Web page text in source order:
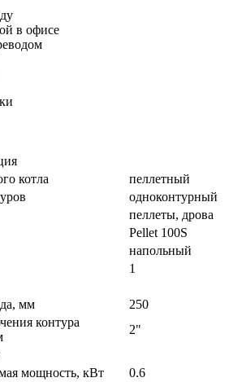
в офисе
котла
пеллетный
одноконтурный
пеллеты, дрова
Pellet 100S
напольный
1
мм
250
контура
2"
мощность, кВт
0.6